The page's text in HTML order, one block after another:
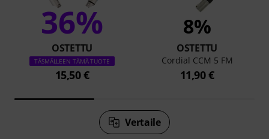
36%
OSTETTU
TÄSMÄLLEEN TÄMÄ TUOTE
15,50 €
8%
OSTETTU
Cordial CCM 5 FM
11,90 €
Vertaile